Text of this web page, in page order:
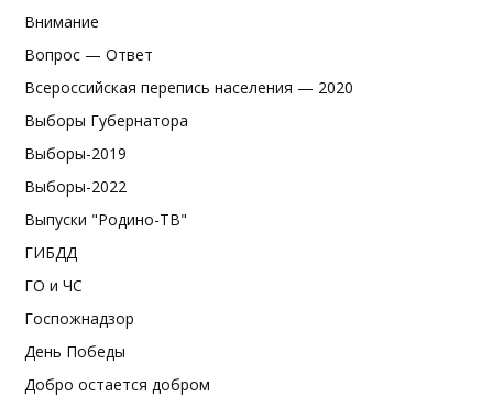
Внимание
Вопрос — Ответ
Всероссийская перепись населения — 2020
Выборы Губернатора
Выборы-2019
Выборы-2022
Выпуски "Родино-ТВ"
ГИБДД
ГО и ЧС
Госпожнадзор
День Победы
Добро остается добром